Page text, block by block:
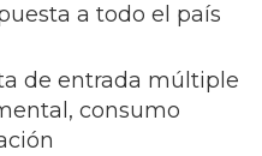
a todo el país
de entrada múltiple
consumo